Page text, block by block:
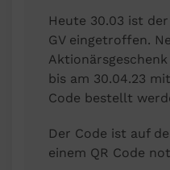
Heute 30.03 ist
GV eingetroffen.
bis am 30.04.23
Code bestellt
Der Code ist auf
einem QR Code